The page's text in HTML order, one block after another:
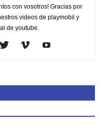
con vosotros! Gracias por
videos de playmobil y
de youtube.